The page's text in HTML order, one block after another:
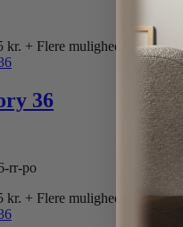
kr. Prisinterval:
4,195 kr.
+ Flere muligheder
36
rr-po
kr. Prisinterval:
+ Flere muligheder